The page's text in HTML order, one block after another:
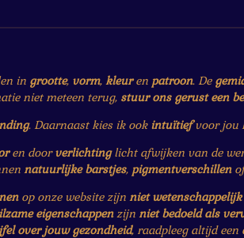
in grootte, vorm, kleuren patroon. De
niet meteen terug, stuur ons gerust een
. Daarnaast kies ik ook intuïtiefvoor jou
en doorverlichtinglicht afwijken van de
natuurlijke barstjes, pigmentverschillen
op onze website zijn niet wetenschappelijk
eigenschappenzijn niet bedoeld als
over jouw gezondheid, raadpleeg altijd een